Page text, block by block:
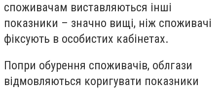
споживачам виставляються інші
показники – значно вищі, ніж споживачі
фіксують в особистих кабінетах.
Попри обурення споживачів, облгази
відмовляються коригувати показники